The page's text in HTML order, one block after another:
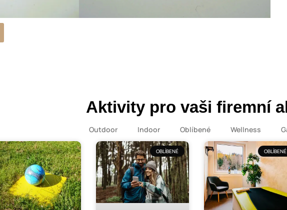
Aktivity pro vaši firemní
Outdoor Indoor Oblíbené Wellness
OBLÍBENÉ OBLÍBENÉ